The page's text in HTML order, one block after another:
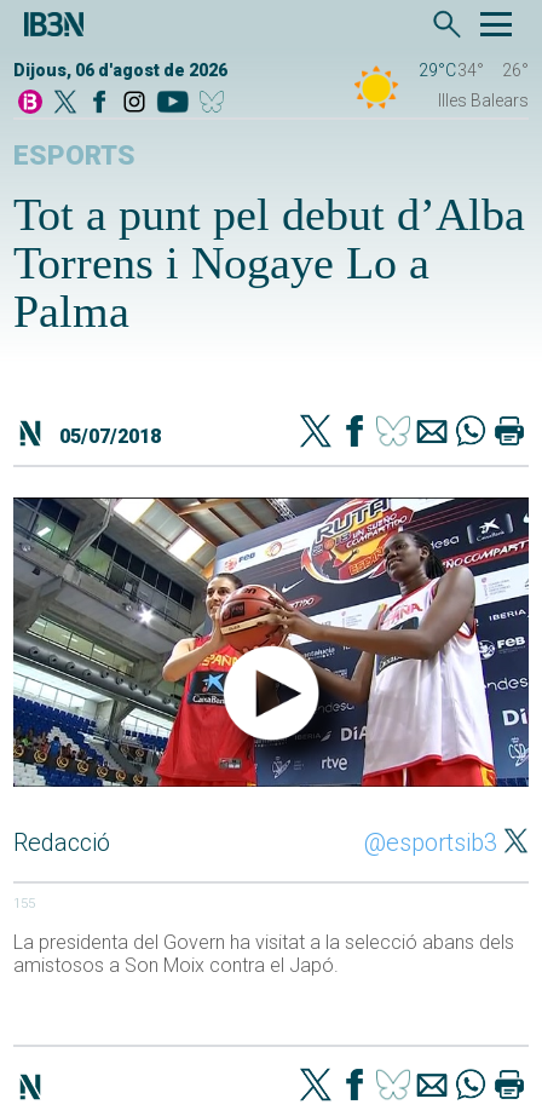
Dijous, 06 d'agost de 2026 29°C34°
26°
Illes Balears
ESPORTS
Tot a punt pel debut d’Alba
Torrens i Nogaye Lo a
Palma
05/07/2018
Redacció @esportsib3
155
La presidenta del Govern ha visitat a la selecció abans dels
amistosos a Son Moix contra el Japó.